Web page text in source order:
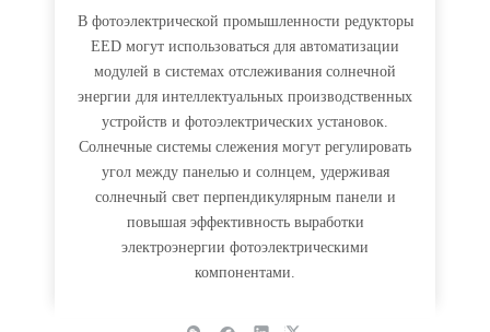
В фотоэлектрической промышленности редукторы
EED могут использоваться для автоматизации
модулей в системах отслеживания солнечной
энергии для интеллектуальных производственных
устройств и фотоэлектрических установок.
Солнечные системы слежения могут регулировать
угол между панелью и солнцем, удерживая
солнечный свет перпендикулярным панели и
повышая эффективность выработки
электроэнергии фотоэлектрическими
компонентами.